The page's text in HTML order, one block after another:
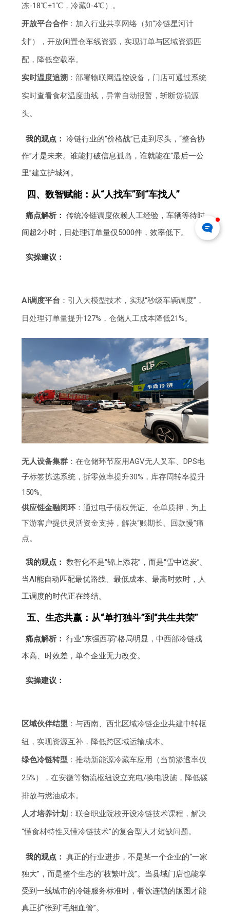
冻-18℃±1℃，冷藏0-4℃）。
开放平台合作 ：加入行业共享网络（如“冷链星河计
划”），开放闲置仓车线资源，实现订单与区域资源匹
配，降低空载率。
实时温度追溯 ：部署物联网温控设备，门店可通过系统
实时查看食材温度曲线，异常自动报警，斩断货损源
头。
我的观点： 冷链行业的“价格战”已走到尽头，“整合协
作”才是未来。谁能打破信息孤岛，谁就能在“最后一公
里”建立护城河。
四、数智赋能：从“人找车”到“车找人”
痛点解析： 传统冷链调度依赖人工经验，车辆等待时
间超2小时，日处理订单量仅5000件，效率低下。
实操建议：
AI调度平台 ：引入大模型技术，实现“秒级车辆调度”，
日处理订单量提升127%，仓储人工成本降低21%。
无人设备集群 ：在仓储环节应用AGV无人叉车、DPS电
子标签拣选系统，拆零效率提升30%，库存周转率提升
150%。
供应链金融闭环 ：通过电子债权凭证、仓单质押，为上
下游客户提供灵活资金支持，解决“账期长、回款慢”痛
点。
我的观点： 数智化不是“锦上添花”，而是“雪中送炭”。
当AI能自动匹配最优路线、最低成本、最高时效时，人
工调度的时代正在终结。
五、生态共赢：从“单打独斗”到“共生共荣”
痛点解析： 行业“东强西弱”格局明显，中西部冷链成
本高、时效差，单个企业无力改变。
实操建议：
区域伙伴结盟 ：与西南、西北区域冷链企业共建中转枢
纽，实现资源互补，降低跨区域运输成本。
绿色冷链转型 ：推动新能源冷藏车应用（当前渗透率仅
25%），在安徽等物流枢纽设立充电/换电设施，降低碳
排放与燃油成本。
人才培养计划 ：联合职业院校开设冷链技术课程，解决
“懂食材特性又懂冷链技术”的复合型人才短缺问题。
我的观点： 真正的行业进步，不是某一个企业的“一家
独大”，而是整个生态的“枝繁叶茂”。当县域门店也能享
受到一线城市的冷链服务标准时，餐饮连锁的版图才能
真正扩张到“毛细血管”。